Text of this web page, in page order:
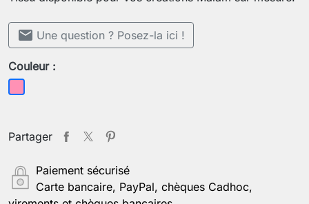
mail Une question ? Posez-la ici !
Couleur :
Rose
Partager
Paiement sécurisé
Carte bancaire, PayPal, chèques Cadhoc,